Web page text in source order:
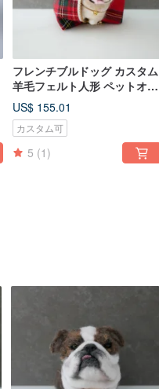
フレンチブルドッグ カスタム
羊毛フェルト人形 ペットオー
ダーメイド ドゥドゥシリーズ
赤チェック柄ペットバッグ
US$ 155.01
カスタム可
5 (1)